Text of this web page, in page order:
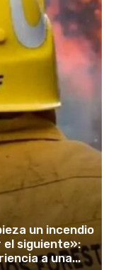
un incendio
siguiente»:
a una...